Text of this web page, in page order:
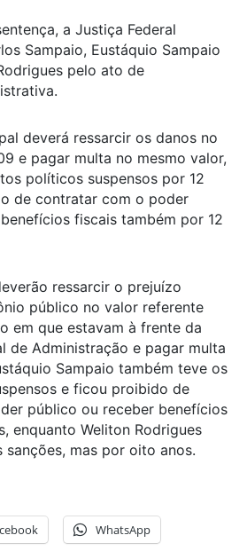
a Justiça Federal
Sampaio, Eustáquio Sampaio
pelo ato de
deverá ressarcir os danos no
e pagar multa no mesmo valor,
políticos suspensos por 12
de contratar com o poder
fiscais também por 12
ressarcir o prejuízo
público no valor referente
em que estavam à frente da
de Administração e pagar multa
Sampaio também teve os
e ficou proibido de
público ou receber benefícios
enquanto Weliton Rodrigues
sanções, mas por oito anos.
WhatsApp